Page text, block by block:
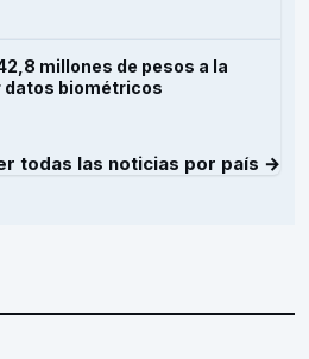
millones de pesos a la
datos biométricos
todas las noticias por país →